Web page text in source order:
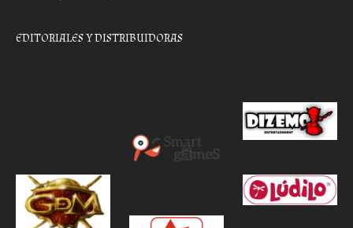
EDITORIALES Y DISTRIBUIDORAS